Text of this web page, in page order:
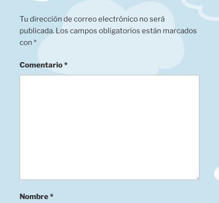
Tu dirección de correo electrónico no será
publicada. Los campos obligatorios están marcados
con *
Comentario*
Nombre*